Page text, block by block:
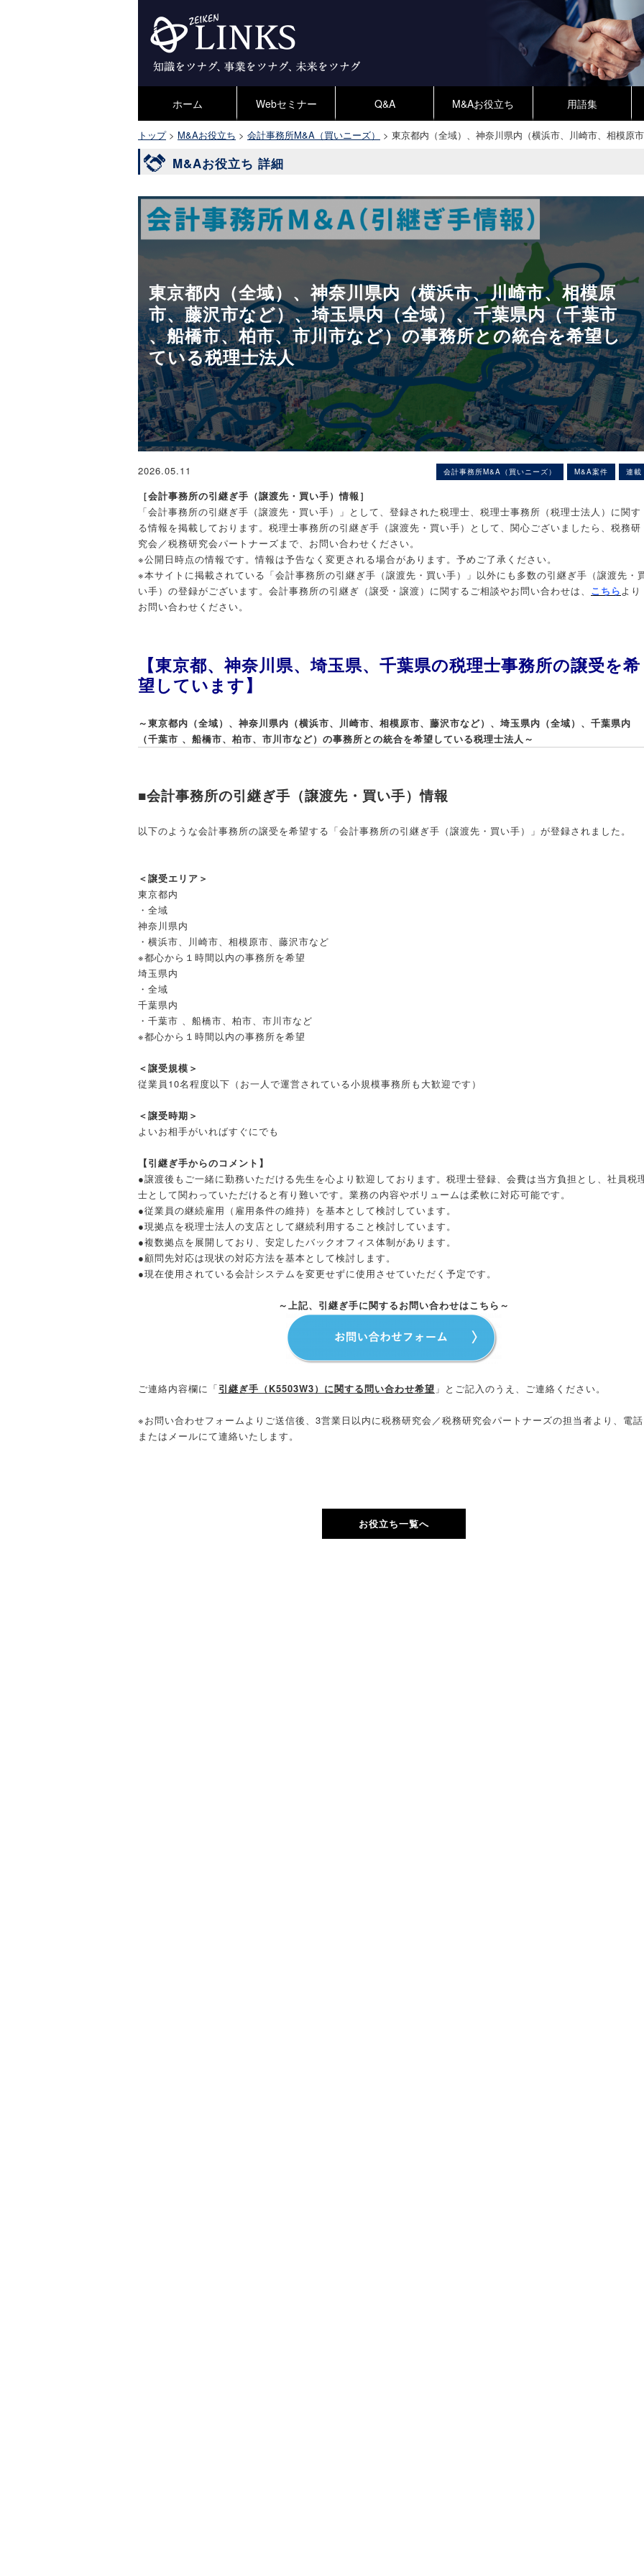
ホーム Webセミナー Q&A M&Aお役立ち 用語集
トップ> M&Aお役立ち > 会計事務所M&A（買いニーズ） > 東京都内（全域）、神奈川県内（横浜市、川崎市、相模原
M&Aお役立ち 詳細
東京都内（全域）、神奈川県内（横浜市、川崎市、相模原
市、藤沢市など）、埼玉県内（全域）、千葉県内（千葉市
、船橋市、柏市、市川市など）の事務所との統合を希望し
ている税理士法人
2026.05.11 会計事務所M&A（買いニーズ） M&A案件 連載
［会計事務所の引継ぎ手（譲渡先・買い手）情報］
「会計事務所の引継ぎ手（譲渡先・買い手）」として、登録された税理士、税理士事務所（税理士法人）に関す
る情報を掲載しております。税理士事務所の引継ぎ手（譲渡先・買い手）として、関心ございましたら、税務研
究会／税務研究会パートナーズまで、お問い合わせください。
※公開日時点の情報です。情報は予告なく変更される場合があります。予めご了承ください。
※本サイトに掲載されている「会計事務所の引継ぎ手（譲渡先・買い手）」以外にも多数の引継ぎ手（譲渡先・
い手）の登録がございます。会計事務所の引継ぎ（譲受・譲渡）に関するご相談やお問い合わせは、 こちらより
お問い合わせください。
【東京都、神奈川県、埼玉県、千葉県の税理士事務所の譲受を希
望しています】
～東京都内（全域）、神奈川県内（横浜市、川崎市、相模原市、藤沢市など）、埼玉県内（全域）、千葉県内
（千葉市 、船橋市、柏市、市川市など）の事務所との統合を希望している税理士法人～
■会計事務所の引継ぎ手（譲渡先・買い手）情報
以下のような会計事務所の譲受を希望する「会計事務所の引継ぎ手（譲渡先・買い手）」が登録されました。
＜譲受エリア＞
東京都内
・全域
神奈川県内
・横浜市、川崎市、相模原市、藤沢市など
※都心から１時間以内の事務所を希望
埼玉県内
・全域
千葉県内
・千葉市 、船橋市、柏市、市川市など
※都心から１時間以内の事務所を希望
＜譲受規模＞
従業員10名程度以下（お一人で運営されている小規模事務所も大歓迎です）
＜譲受時期＞
よいお相手がいればすぐにでも
【引継ぎ手からのコメント】
●譲渡後もご一緒に勤務いただける先生を心より歓迎しております。税理士登録、会費は当方負担とし、社員税
士として関わっていただけると有り難いです。業務の内容やボリュームは柔軟に対応可能です。
●従業員の継続雇用（雇用条件の維持）を基本として検討しています。
●現拠点を税理士法人の支店として継続利用すること検討しています。
●複数拠点を展開しており、安定したバックオフィス体制があります。
●顧問先対応は現状の対応方法を基本として検討します。
●現在使用されている会計システムを変更せずに使用させていただく予定です。
～上記、引継ぎ手に関するお問い合わせはこちら～
ご連絡内容欄に「引継ぎ手（K5503W3）に関する問い合わせ希望 」とご記入のうえ、ご連絡ください。
※お問い合わせフォームよりご送信後、3営業日以内に税務研究会／税務研究会パートナーズの担当者より、電話
またはメールにて連絡いたします。
お役立ち一覧へ